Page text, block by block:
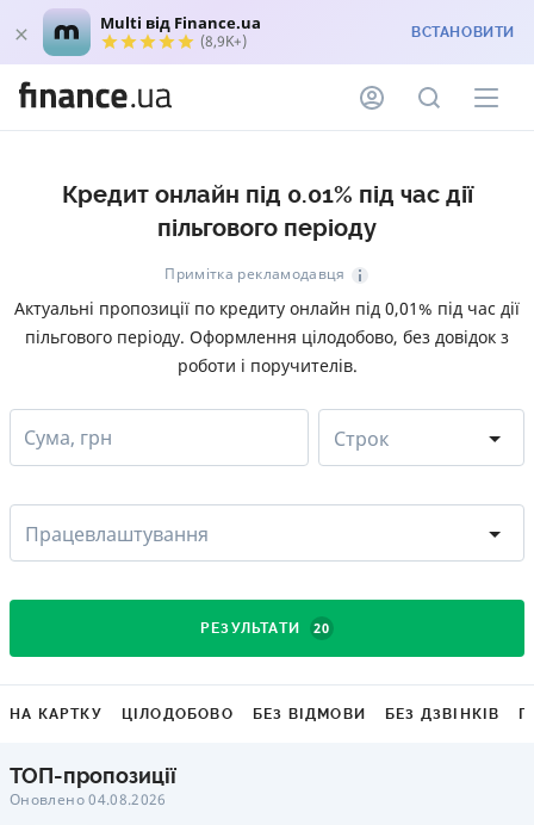
Multi від Finance.ua
(8,9K+) ВСТАНОВИТИ
Кредит онлайн під 0.01% під час дії
пільгового періоду
Примітка рекламодавця
Актуальні пропозиції по кредиту онлайн під 0,01% під час дії
пільгового періоду. Оформлення цілодобово, без довідок з
роботи і поручителів.
Сума, грн Строк
Працевлаштування
РЕЗУЛЬТАТИ 20
НА КАРТКУ ЦІЛОДОБОВО БЕЗ ВІДМОВИ БЕЗ ДЗВІНКІВ
ТОП-пропозиції
Оновлено 04.08.2026